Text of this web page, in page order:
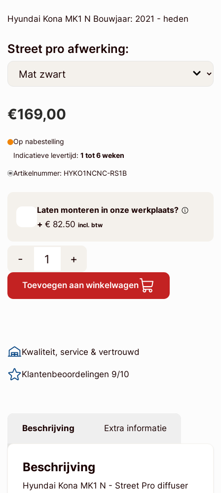
Hyundai Kona MK1 N Bouwjaar: 2021 - heden
Street pro afwerking:
€169,00
Op nabestelling
Indicatieve levertijd: 1 tot 6 weken
Artikelnummer: HYKO1NCNC-RS1B
Laten monteren in onze werkplaats?
+ € 82.50 incl. btw
- +
Toevoegen aan winkelwagen
Kwaliteit, service & vertrouwd
Klantenbeoordelingen 9/10
Beschrijving Extra informatie
Beschrijving
Hyundai Kona MK1 N - Street Pro diffuser